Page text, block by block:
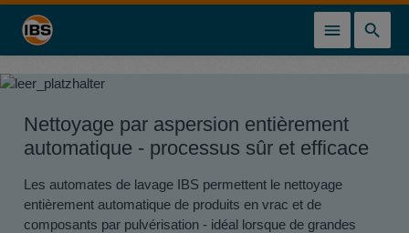
principal
Nettoyage par aspersion entièrement
automatique - processus sûr et efficace
Les automates de lavage IBS permettent le nettoyage
entièrement automatique de produits en vrac et de
composants par pulvérisation - idéal lorsque de grandes